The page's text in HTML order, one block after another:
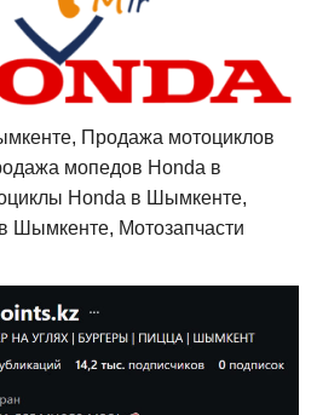
Продажа мотоциклов
мопедов Honda в
Honda в Шымкенте,
Шымкенте, Мотозапчасти